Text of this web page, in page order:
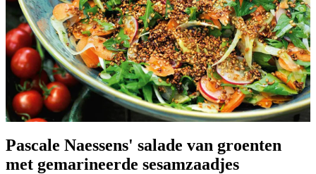
Pascale Naessens' salade van groenten
met gemarineerde sesamzaadjes